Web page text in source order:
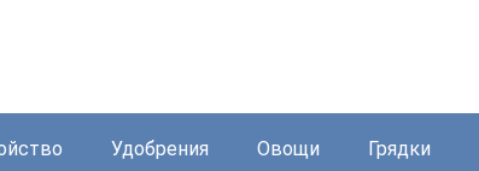
Удобрения Овощи Грядки